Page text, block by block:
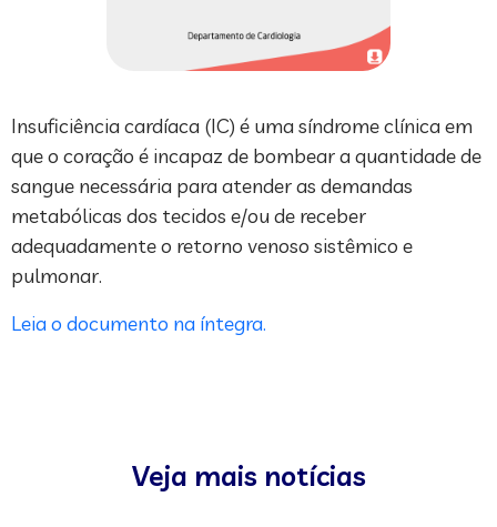
Insuficiência cardíaca (IC) é uma síndrome clínica em
que o coração é incapaz de bombear a quantidade de
sangue necessária para atender as demandas
metabólicas dos tecidos e/ou de receber
adequadamente o retorno venoso sistêmico e
pulmonar.
Leia o documento na íntegra.
Veja mais notícias